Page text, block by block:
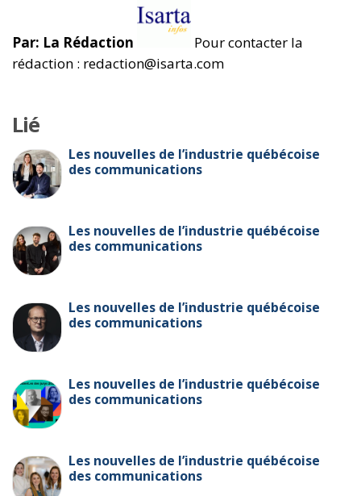
Par: La Rédaction
Pour contacter la
rédaction : redaction@isarta.com
Lié
Les nouvelles de l’industrie québécoise
des communications
Les nouvelles de l’industrie québécoise
des communications
Les nouvelles de l’industrie québécoise
des communications
Les nouvelles de l’industrie québécoise
des communications
Les nouvelles de l’industrie québécoise
des communications